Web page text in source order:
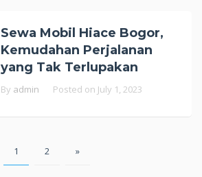
Sewa Mobil Hiace Bogor,
Kemudahan Perjalanan
yang Tak Terlupakan
By admin Posted on July 1, 2023
1 2 »